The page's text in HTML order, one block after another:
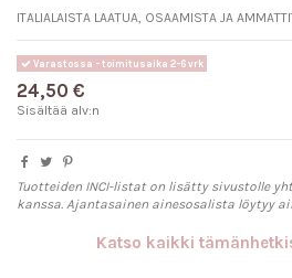
ITALIALAISTA LAATUA, OSAAMISTA JA
Varastossa - toimitusaika 2-6 vrk
24,50 €
Sisältää alv:n
Tuotteiden INCI-listat on lisätty sivustolle
kanssa. Ajantasainen ainesosalista löytyy
Katso kaikki